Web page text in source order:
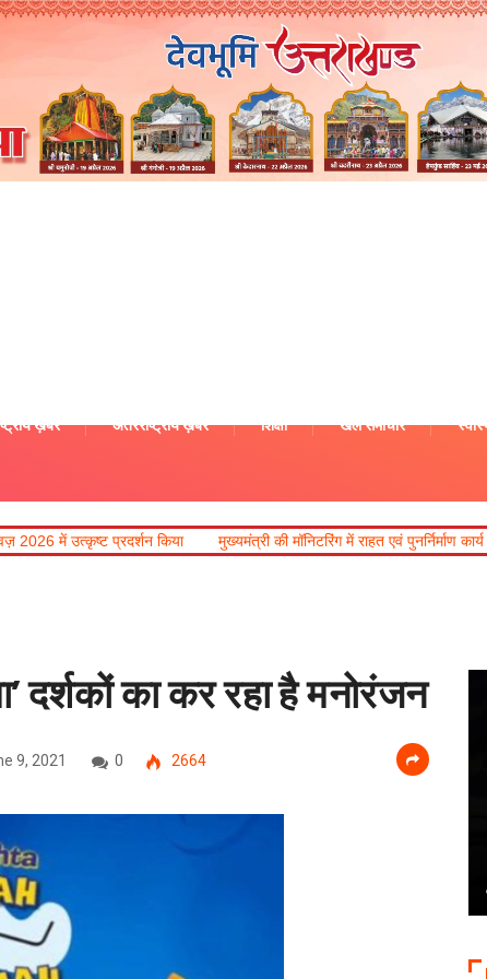
ख़बरें अंतरराष्ट्रीय ख़बरें शिक्षा खेल समाचार
किया मुख्यमंत्री की मॉनिटरिंग में राहत एवं पुनर्निर्माण कार्य तेज, मालदेवता में
दर्शकों का कर रहा है मनोरंजन
9, 2021 0 2664